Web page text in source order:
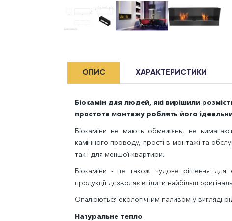
ОПИС ХАРАКТЕРИСТИКИ
Біокамін для людей, які вирішили
простота монтажу роблять його
Біокаміни не мають обмежень, не
камінного проводу, прості в монтажі та
так і для меншої квартири.
Біокаміни - це також чудове рішення для
продукції дозволяє втілити найбільш
Опалюються екологічним паливом у вигляді
Натуральне тепло